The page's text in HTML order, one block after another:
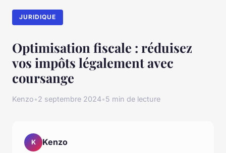
JURIDIQUE
Optimisation fiscale : réduisez
vos impôts légalement avec
coursange
Kenzo•2 septembre 2024•5 min de lecture
K Kenzo